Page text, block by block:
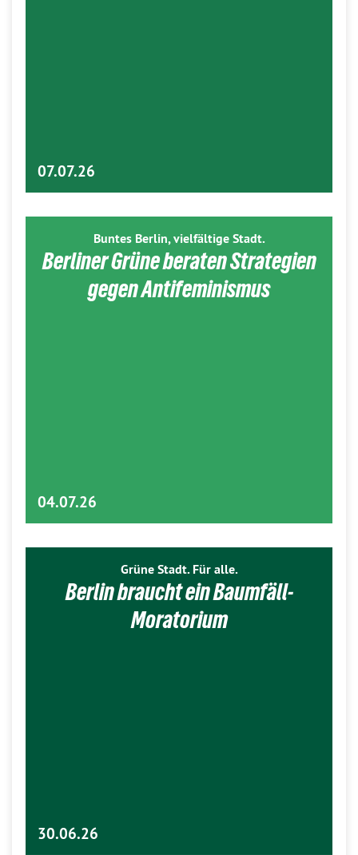
07.07.26
Buntes Berlin, vielfältige Stadt.
Berliner Grüne beraten Strategien
gegen Antifeminismus
04.07.26
Grüne Stadt. Für alle.
Berlin braucht ein Baumfäll-
Moratorium
30.06.26